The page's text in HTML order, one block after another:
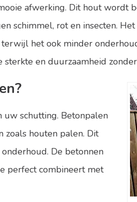
afwerking. Dit hout wordt
schimmel, rot en insecten.
het ook minder
en duurzaamheid
uw schutting. Betonpalen
houten palen. Dit
De betonnen
perfect combineert met